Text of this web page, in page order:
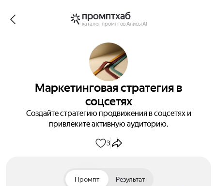
промптхаб
каталог промптов Алисы AI
Маркетинговая стратегия в
соцсетях
Создайте стратегию продвижения в соцсетях и
привлеките активную аудиторию.
3
Промпт Результат